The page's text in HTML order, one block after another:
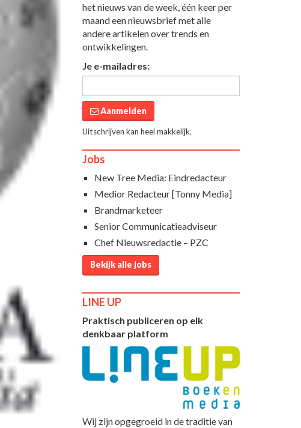
het nieuws van de week, één keer per
maand een nieuwsbrief met alle
andere artikelen over trends en
ontwikkelingen.
Je e-mailadres:
Aanmelden
Uitschrijven kan heel makkelijk.
Jobs
New Tree Media: Eindredacteur
Medior Redacteur [Tonny Media]
Brandmarketeer
Senior Communicatieadviseur
Chef Nieuwsredactie – PZC
Bekijk alle jobs
LINE UP
Praktisch publiceren op elk
denkbaar platform
Wij zijn opgegroeid in de traditie van